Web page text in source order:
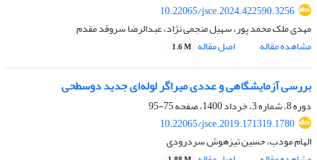
10.22065/jsce.2024.422590.3256
مهدی ملک محمد پور، سهیل منجمی نژاد، عبدالرضا سروقد مقدم
مشاهده مقاله
اصل مقاله 1.6 M
بررسی آزمایشگاهی و عددی میراگر لوله‌ای جدید دوسطحی
دوره 8، شماره 3، خرداد 1400، صفحه
75-95
10.22065/jsce.2019.171319.1780
الهام مودب، حسین تیزهوش سردرودی